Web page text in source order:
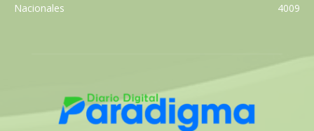
Nacionales
4009